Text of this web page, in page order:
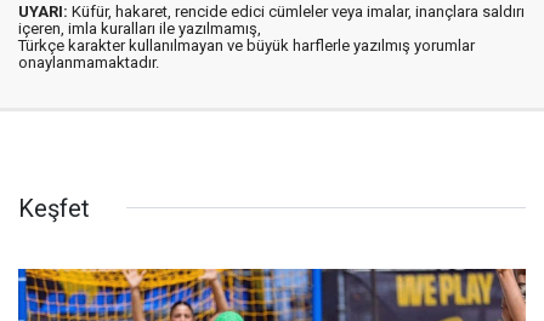
UYARI: Küfür, hakaret, rencide edici cümleler veya imalar, inançlara saldırı
içeren, imla kuralları ile yazılmamış,
Türkçe karakter kullanılmayan ve büyük harflerle yazılmış yorumlar
onaylanmamaktadır.
Keşfet